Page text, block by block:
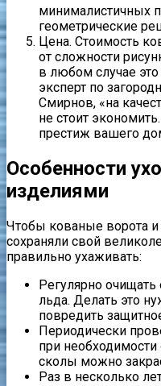
минималистичных
геометрические
Цена. Стоимость
от сложности
в любом случае
эксперт по
Смирнов, «на
не стоит
престиж вашего
Особенности
изделиями
Чтобы кованые ворота
сохраняли свой
правильно ухаживать:
Регулярно очищать
льда. Делать это
повредить
Периодически
при
сколы можно
Раз в несколько